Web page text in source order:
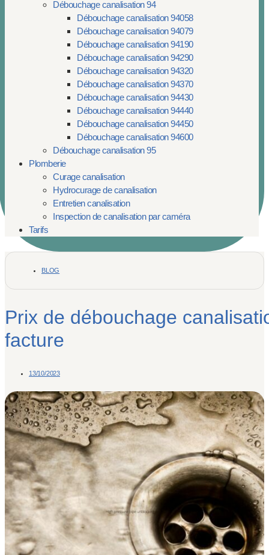
Débouchage canalisation 94
Débouchage canalisation 94058
Débouchage canalisation 94079
Débouchage canalisation 94190
Débouchage canalisation 94290
Débouchage canalisation 94320
Débouchage canalisation 94370
Débouchage canalisation 94430
Débouchage canalisation 94440
Débouchage canalisation 94450
Débouchage canalisation 94600
Débouchage canalisation 95
Plomberie
Curage canalisation
Hydrocurage de canalisation
Entretien canalisation
Inspection de canalisation par caméra
Tarifs
BLOG
Prix de débouchage
facture
13/10/2023